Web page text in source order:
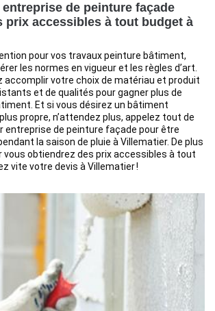
de peinture façade
prix accessibles à tout budget à
pour vos travaux peinture bâtiment,
les normes en vigueur et les règles d’art.
accomplir votre choix de matériau et produit
et de qualités pour gagner plus de
Et si vous désirez un bâtiment
propre, n’attendez plus, appelez tout de
entreprise de peinture façade pour être
la saison de pluie à Villematier. De plus
vous obtiendrez des prix accessibles à tout
vite votre devis à Villematier !